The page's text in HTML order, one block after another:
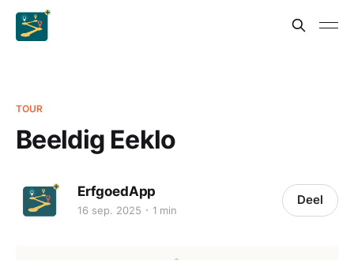
TOUR
Beeldig Eeklo
ErfgoedApp
16 sep. 2025 1 min
Deel